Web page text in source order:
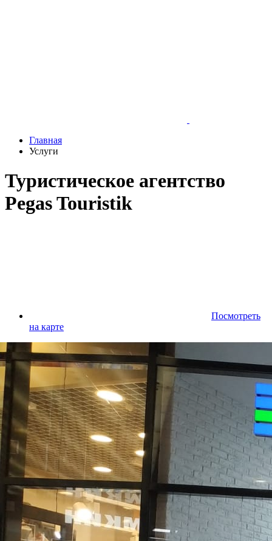
Главная
Услуги
Туристическое агентство
Pegas Touristik
Посмотреть
на карте